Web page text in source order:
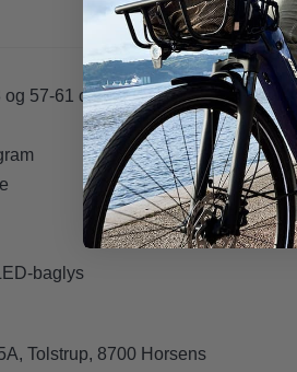
og 57-61 cm
baglys
Tolstrup, 8700 Horsens